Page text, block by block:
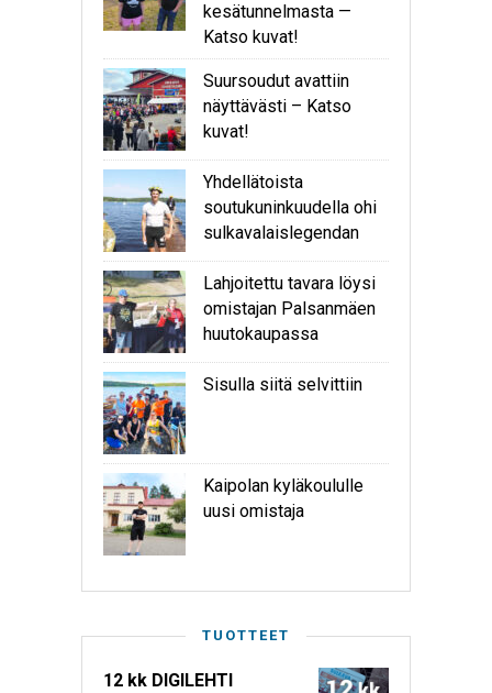
kesätunnelmasta —
Katso kuvat!
Suursoudut avattiin
näyttävästi – Katso
kuvat!
Yhdellätoista
soutukuninkuudella ohi
sulkavalaislegendan
Lahjoitettu tavara löysi
omistajan Palsanmäen
huutokaupassa
Sisulla siitä selvittiin
Kaipolan kyläkoululle
uusi omistaja
TUOTTEET
12 kk DIGILEHTI